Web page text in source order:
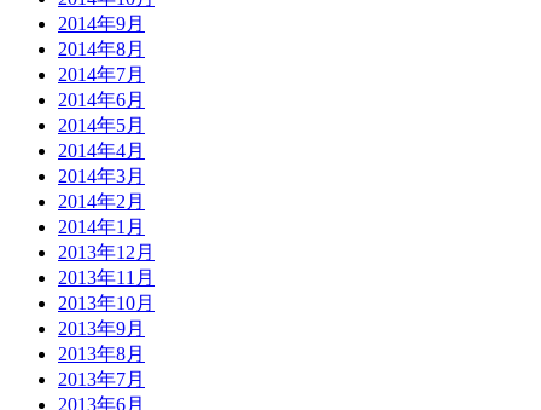
2014年9月
2014年8月
2014年7月
2014年6月
2014年5月
2014年4月
2014年3月
2014年2月
2014年1月
2013年12月
2013年11月
2013年10月
2013年9月
2013年8月
2013年7月
2013年6月